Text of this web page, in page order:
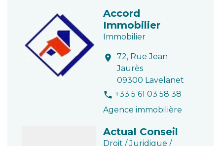
Accord
Immobilier
Immobilier
location_on
72, Rue Jean
Jaurès
09300 Lavelanet
phone +33 5 61 03 58 38
Agence immobilière
Actual Conseil
Droit / Juridique /